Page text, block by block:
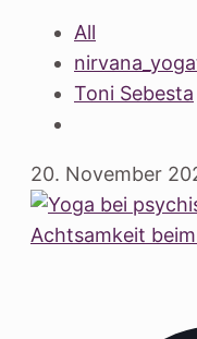
All
Toni Sebesta
20. November